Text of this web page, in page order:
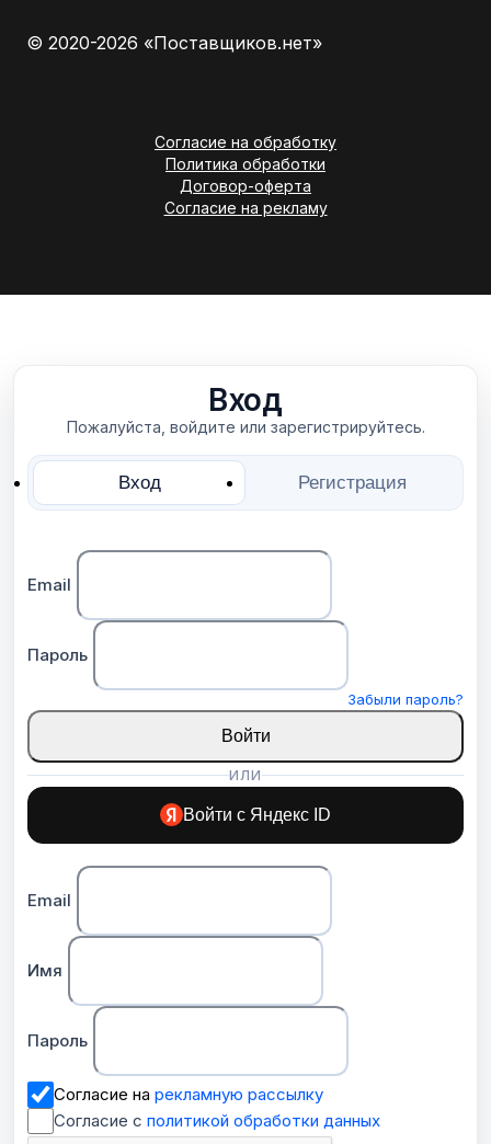
© 2020-2026 «Поставщиков.нет»
Согласие на обработку
Политика обработки
Договор-оферта
Согласие на рекламу
Вход
Пожалуйста, войдите или зарегистрируйтесь.
Вход Регистрация
Email
Пароль
Забыли пароль?
Войти
ИЛИ
Войти с Яндекс ID
Email
Имя
Пароль
Согласие на рекламную рассылку
Согласие с политикой обработки данных